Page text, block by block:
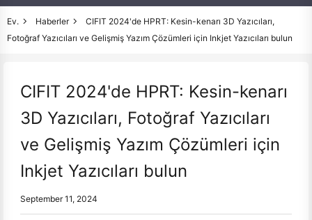
Ev. Haberler
CIFIT 2024'de HPRT: Kesin-kenarı 3D Yazıcıları,
Fotoğraf Yazıcıları ve Gelişmiş Yazım Çözümleri için Inkjet Yazıcıları bulun
CIFIT 2024'de HPRT: Kesin-kenarı
3D Yazıcıları, Fotoğraf Yazıcıları
ve Gelişmiş Yazım Çözümleri için
Inkjet Yazıcıları bulun
September 11, 2024